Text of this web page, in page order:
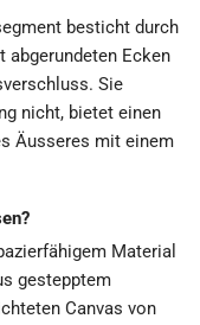
besticht durch
abgerundeten Ecken
Sie
nicht, bietet einen
Äusseres mit einem
Material
gestepptem
Canvas von